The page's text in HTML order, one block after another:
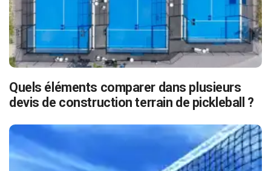
Quels éléments comparer dans plusieurs
devis de construction terrain de pickleball ?